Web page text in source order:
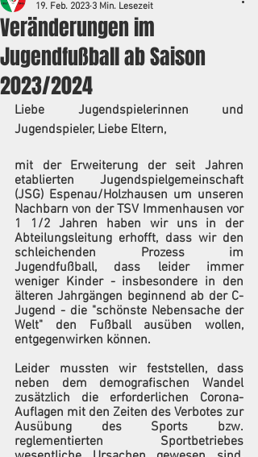
Veränderungen im
Jugendfußball ab Saison
2023/2024
19. Feb. 2023 3 Min. Lesezeit
Liebe Jugendspielerinnen und
Jugendspieler, Liebe Eltern,
mit der Erweiterung der seit Jahren
etablierten Jugendspielgemeinschaft
(JSG) Espenau/Holzhausen um unseren
Nachbarn von der TSV Immenhausen vor
1 1/2 Jahren haben wir uns in der
Abteilungsleitung erhofft, dass wir den
schleichenden Prozess im
Jugendfußball, dass leider immer
weniger Kinder - insbesondere in den
älteren Jahrgängen beginnend ab der C-
Jugend - die "schönste Nebensache der
Welt" den Fußball ausüben wollen,
entgegenwirken können.
Leider mussten wir feststellen, dass
neben dem demografischen Wandel
zusätzlich die erforderlichen Corona-
Auflagen mit den Zeiten des Verbotes zur
Ausübung des Sports bzw.
reglementierten Sportbetriebes